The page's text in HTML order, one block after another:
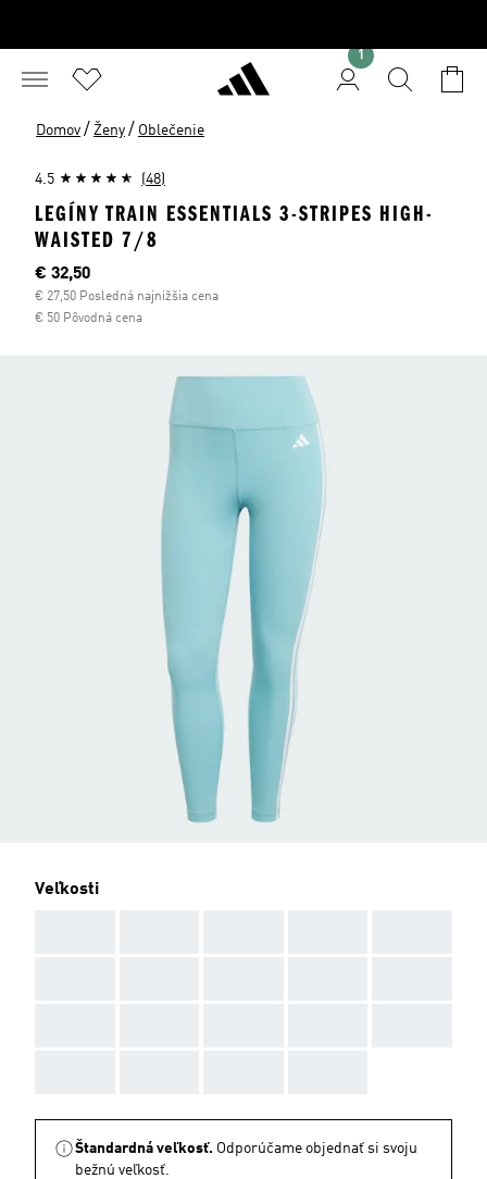
1
Domov / Ženy / Oblečenie
4.5 (48)
LEGÍNY TRAIN ESSENTIALS 3-STRIPES HIGH-
WAISTED 7/8
Aktuálna cena
€ 32,50
€ 27,50 Posledná najnižšia cena
€ 50 Pôvodná cena
Veľkosti
Štandardná veľkosť. Odporúčame objednať si svoju
bežnú veľkosť.